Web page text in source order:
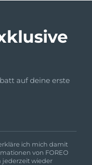
auf deine erste
ich mich damit
von FOREO
jederzeit wieder